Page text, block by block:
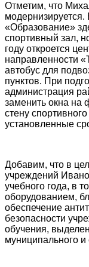
Отметим, что
«Образование»
спортивный зал,
году откроется
направленности
автобус для
пунктов. При
администрация
заменить окна на
стену
установленные
Добавим, что в
учреждений
учебного года, в
оборудованием,
обеспечение
безопасности
обучения,
муниципального и